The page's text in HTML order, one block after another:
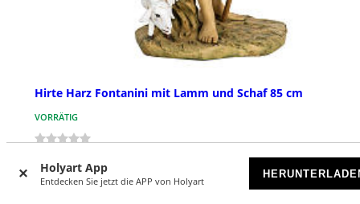
Holyart App
Entdecken Sie jetzt die APP von Holyart
Hirte Harz Fontanini mit Lamm und Schaf 85 cm
VORRÄTIG